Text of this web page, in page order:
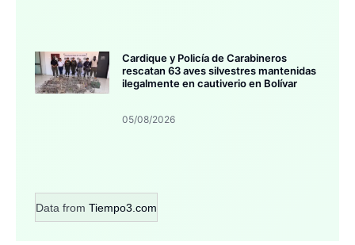
Cardique y Policía de Carabineros
rescatan 63 aves silvestres mantenidas
ilegalmente en cautiverio en Bolívar
05/08/2026
Data from Tiempo3.com